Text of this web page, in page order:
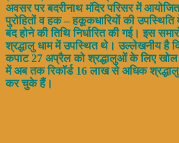
अवसर पर बदरीनाथ मंदिर परिसर में आयोजित
पुरोहितों व हक – हकूकधारियों की
बंद होने की तिथि निर्धारित की गई। इस
श्रद्धालु धाम में उपस्थित थे। उल्लेखनीय है
कपाट 27 अप्रैल को श्रद्धालुओं के लिए खोल
में अब तक रिकॉर्ड 16 लाख से अधिक श्रद्धालु
कर चुके हैं।